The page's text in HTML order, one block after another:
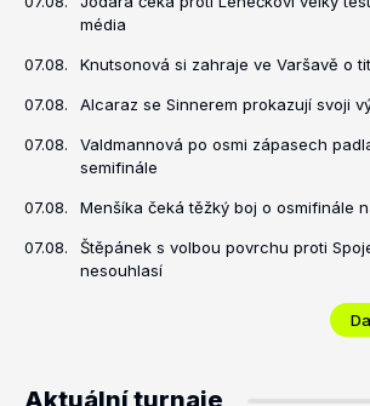
média
07.08. Knutsonová si zahraje ve Varšavě o
07.08. Alcaraz se Sinnerem prokazují svoji
07.08.
Valdmannová po osmi zápasech
semifinále
07.08. Menšíka čeká těžký boj o osmifinále
07.08.
Štěpánek s volbou povrchu proti
nesouhlasí
Aktuální turnaje